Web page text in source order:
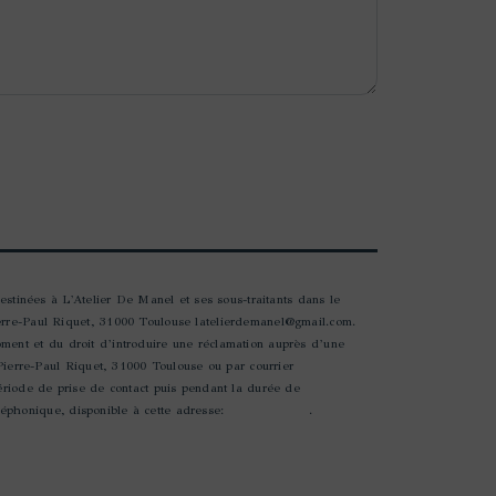
à L'Atelier De Manel et ses sous-traitants dans le
Paul Riquet, 31000 Toulouse latelierdemanel@gmail.com.
et du droit d’introduire une réclamation auprès d’une
Paul Riquet, 31000 Toulouse ou par courrier
de prise de contact puis pendant la durée de
disponible à cette adresse:
.